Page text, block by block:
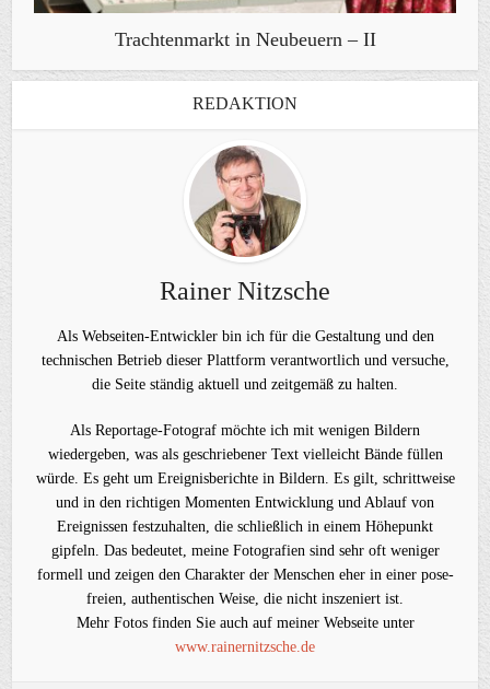
Trachtenmarkt in Neubeuern – II
REDAKTION
Rainer Nitzsche
Als Webseiten-Entwickler bin ich für die Gestaltung und den
technischen Betrieb dieser Plattform verantwortlich und versuche,
die Seite ständig aktuell und zeitgemäß zu halten.
Als Reportage-Fotograf möchte ich mit wenigen Bildern
wiedergeben, was als geschriebener Text vielleicht Bände füllen
würde. Es geht um Ereignisberichte in Bildern. Es gilt, schrittweise
und in den richtigen Momenten Entwicklung und Ablauf von
Ereignissen festzuhalten, die schließlich in einem Höhepunkt
gipfeln. Das bedeutet, meine Fotografien sind sehr oft weniger
formell und zeigen den Charakter der Menschen eher in einer pose-
freien, authentischen Weise, die nicht inszeniert ist.
Mehr Fotos finden Sie auch auf meiner Webseite unter
www.rainernitzsche.de